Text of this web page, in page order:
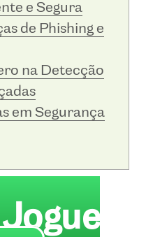
e Segura
de Phishing e
na Detecção
em Segurança